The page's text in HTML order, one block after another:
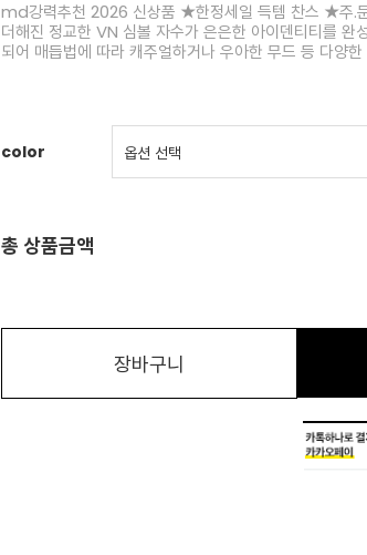
md강력추천 2026 신상품 ★한정세일 득템 찬스 ★주.
더해진 정교한 VN 심볼 자수가 은은한 아이덴티티를 완
되어 매듭법에 따라 캐주얼하거나 우아한 무드 등 다양한
color
총 상품금액
장바구니